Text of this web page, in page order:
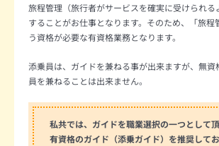
旅程管理（旅行者がサービスを確実に受けられる
することがお仕事となります。そのため、「旅程
う資格が必要な有資格業務となります。
添乗員は、ガイドを兼ねる事が出来ますが、無資
員を兼ねることは出来ません。
私共では、ガイドを職業選択の一つとして頂
有資格のガイド（添乗ガイド）を推奨してお